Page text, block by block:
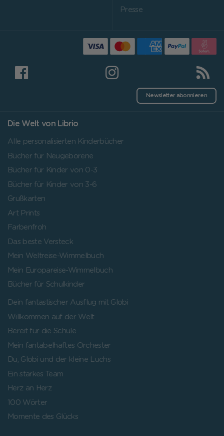
Presse
Newsletter abonnieren
Die Welt von Librio
Alle personalisierten Kinderbücher
Bücher für Neugeborene
Bücher für Kinder von 0-3
Bücher für Kinder von 3-6
Grußkarten
Art Prints
Farbenfroh
Das beste Versteck
Mein Weltreise-Wimmelbuch
Mein Europareise-Wimmelbuch
Bücher für Schulkinder
Dein fantastischer Ausflug mit Globi
Willkommen auf der Welt
Bereit für die Schule
Mein fantabelhaftes Orchester
Du, Globi und der kleine Luchs
Ein starkes Team
Herz an Herz
100 Wörter
Momente des Glücks